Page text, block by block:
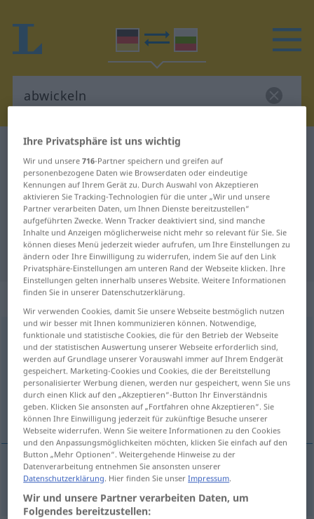
Deutsch-Bulgarisch Wörterbuch
Deutsch-Bulgarisch Übersetzung
für "abwickeln"
"abwickeln" Bulgarisch
Übersetzung
„abwickeln“
abwickeln
Übersicht aller Übersetzungen
(Für mehr Details die Übersetzung anklicken/antippen)
развивам [~я]
развивам[~я] abwickeln
Ihre Privatsphäre ist uns wichtig
Wir und unsere716-Partner speichern und greifen auf
personenbezogene Daten wie Browserdaten oder eindeutige
Kennungen auf Ihrem Gerät zu. Durch Auswahl von Akzeptieren
aktivieren Sie Tracking-Technologien für die unter „Wir und unsere
Partner verarbeiten Daten, um Ihnen Dienste bereitzustellen“
aufgeführten Zwecke. Wenn Tracker deaktiviert sind, sind manche
Inhalte und Anzeigen möglicherweise nicht mehr so relevant für Sie. Sie
können dieses Menü jederzeit wieder aufrufen, um Ihre Einstellungen zu
ändern oder Ihre Einwilligung zu widerrufen, indem Sie auf den Link
Privatsphäre-Einstellungen am unteren Rand der Webseite klicken. Ihre
Einstellungen gelten innerhalb unseres Website. Weitere Informationen
finden Sie in unserer Datenschutzerklärung.
Wir verwenden Cookies, damit Sie unsere Webseite bestmöglich nutzen
und wir besser mit Ihnen kommunizieren können. Notwendige,
funktionale und statistische Cookies, die für den Betrieb der Webseite
und der statistischen Auswertung unserer Webseite erforderlich sind,
werden auf Grundlage unserer Vorauswahl immer auf Ihrem Endgerät
gespeichert. Marketing-Cookies und Cookies, die der Bereitstellung
personalisierter Werbung dienen, werden nur gespeichert, wenn Sie uns
durch einen Klick auf den „Akzeptieren“-Button Ihr Einverständnis
geben. Klicken Sie ansonsten auf „Fortfahren ohne Akzeptieren“. Sie
können Ihre Einwilligung jederzeit für zukünftige Besuche unserer
Webseite widerrufen. Wenn Sie weitere Informationen zu den Cookies
und den Anpassungsmöglichkeiten möchten, klicken Sie einfach auf den
Button „Mehr Optionen“. Weitergehende Hinweise zu der
Datenverarbeitung entnehmen Sie ansonsten unserer
Datenschutzerklärung. Hier finden Sie unserImpressum.
Wir und unsere Partner verarbeiten Daten, um
Folgendes bereitzustellen: